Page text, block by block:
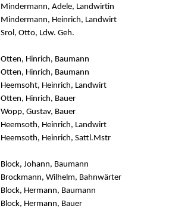
Mindermann, Adele, Landwirtin
Mindermann, Heinrich, Landwirt
Srol, Otto, Ldw. Geh.
Otten, Hinrich, Baumann
Otten, Hinrich, Baumann
Heemsoht, Heinrich, Landwirt
Otten, Hinrich, Bauer
Wopp, Gustav, Bauer
Heemsoth, Heinrich, Landwirt
Heemsoth, Heinrich, Sattl.Mstr
Block, Johann, Baumann
Brockmann, Wilhelm, Bahnwärter
Block, Hermann, Baumann
Block, Hermann, Bauer